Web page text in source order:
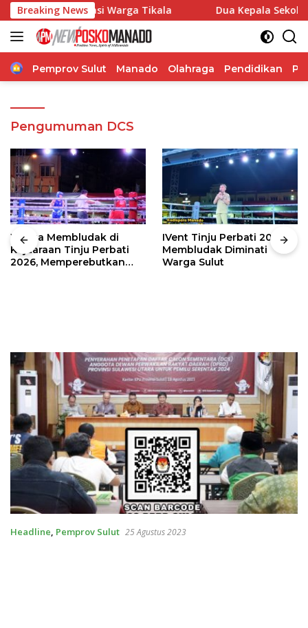
Langsung
ke
konten
Breaking News
Aspirasi Warga Tikala Dua Kepala Sekolah
Home
Pemprov Sulut Manado Olahraga Pendidikan
Pengumuman DCS
Warga Membludak di
Kejuaraan Tinju Perbati
2026, Memperebutkan
IVent Tinju Perbati 2026
Membludak Diminati
Warga Sulut
Headline, Pemprov Sulut 25 Agustus 2023